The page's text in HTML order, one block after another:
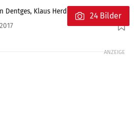
Dentges, Klaus Herder, Jörg Lohse
Foto: Biebricher
24 Bilder
ANZEIGE